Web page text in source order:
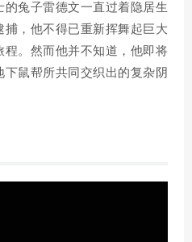
兔子雷德文一直过着隐居生
，他不得已重新挥舞起巨大
程。然而他并不知道，他即将
鼠帮所共同交织出的复杂阴